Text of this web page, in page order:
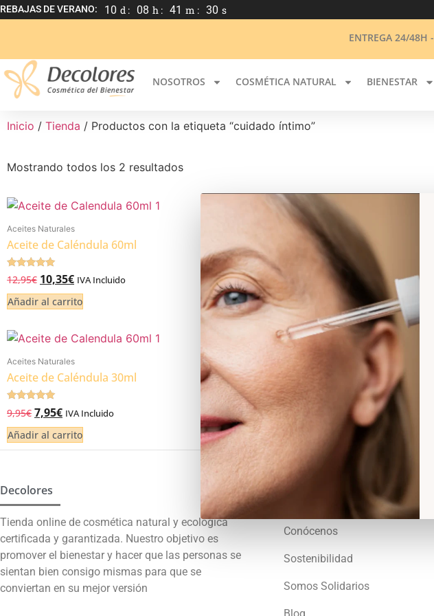
REBAJAS DE VERANO: 10 d : 08 h : 41 m : 30 s
ENTREGA 24/48H -
NOSOTROS COSMÉTICA NATURAL BIENESTAR
Inicio / Tienda / Productos con la etiqueta “cuidado íntimo”
Mostrando todos los 2 resultados
Aceites Naturales
Aceite de Caléndula 60ml
Valorado
5.00
de 5
12,95€ 10,35€ IVA Incluido
Añadir al carrito
Aceites Naturales
Aceite de Caléndula 30ml
Valorado
5.00
de 5
9,95€ 7,95€ IVA Incluido
Añadir al carrito
Decolores
Tienda online de cosmética natural y ecológica
certificada y garantizada. Nuestro objetivo es
promover el bienestar y hacer que las personas se
sientan bien consigo mismas para que se
conviertan en su mejor versión
Universo Decolores
Conócenos
Sostenibilidad
Somos Solidarios